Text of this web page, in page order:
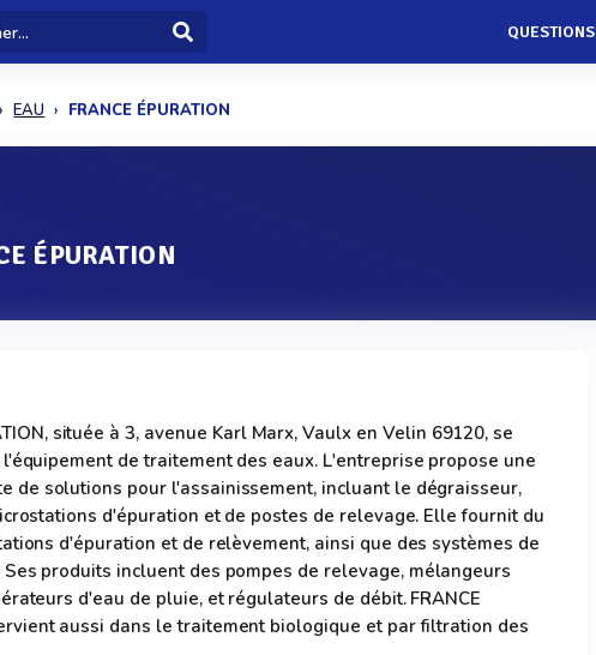
QUESTIONS
EAU FRANCE ÉPURATION
ÉPURATION
située à 3, avenue Karl Marx, Vaulx en Velin 69120, se
de traitement des eaux. L'entreprise propose une
de solutions pour l'assainissement, incluant le dégraisseur,
d'épuration et de postes de relevage. Elle fournit du
d'épuration et de relèvement, ainsi que des systèmes de
produits incluent des pompes de relevage, mélangeurs
d'eau de pluie, et régulateurs de débit. FRANCE
aussi dans le traitement biologique et par filtration des